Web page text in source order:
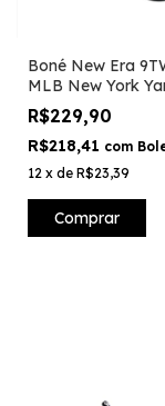
Boné New Era
MLB New York
Preto
R$229,90
R$218,41 com
12 x de R$23,39
Comprar